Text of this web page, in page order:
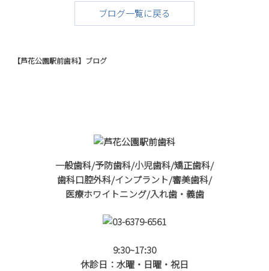
ブログ一覧に戻る
【芦花公園駅前歯科】ブログ
一般歯科/予防歯科/小児歯科/矯正歯科/
歯科口腔外科/インプラント/審美歯科/
医療ホワイトニング/入れ歯・義歯
9:30~17:30
休診日：水曜・日曜・祝日